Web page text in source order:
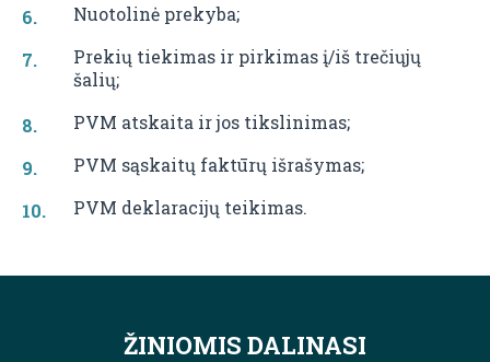
Nuotolinė prekyba;
Prekių tiekimas ir pirkimas į/iš trečiųjų
šalių;
PVM atskaita ir jos tikslinimas;
PVM sąskaitų faktūrų išrašymas;
PVM deklaracijų teikimas.
ŽINIOMIS DALINASI